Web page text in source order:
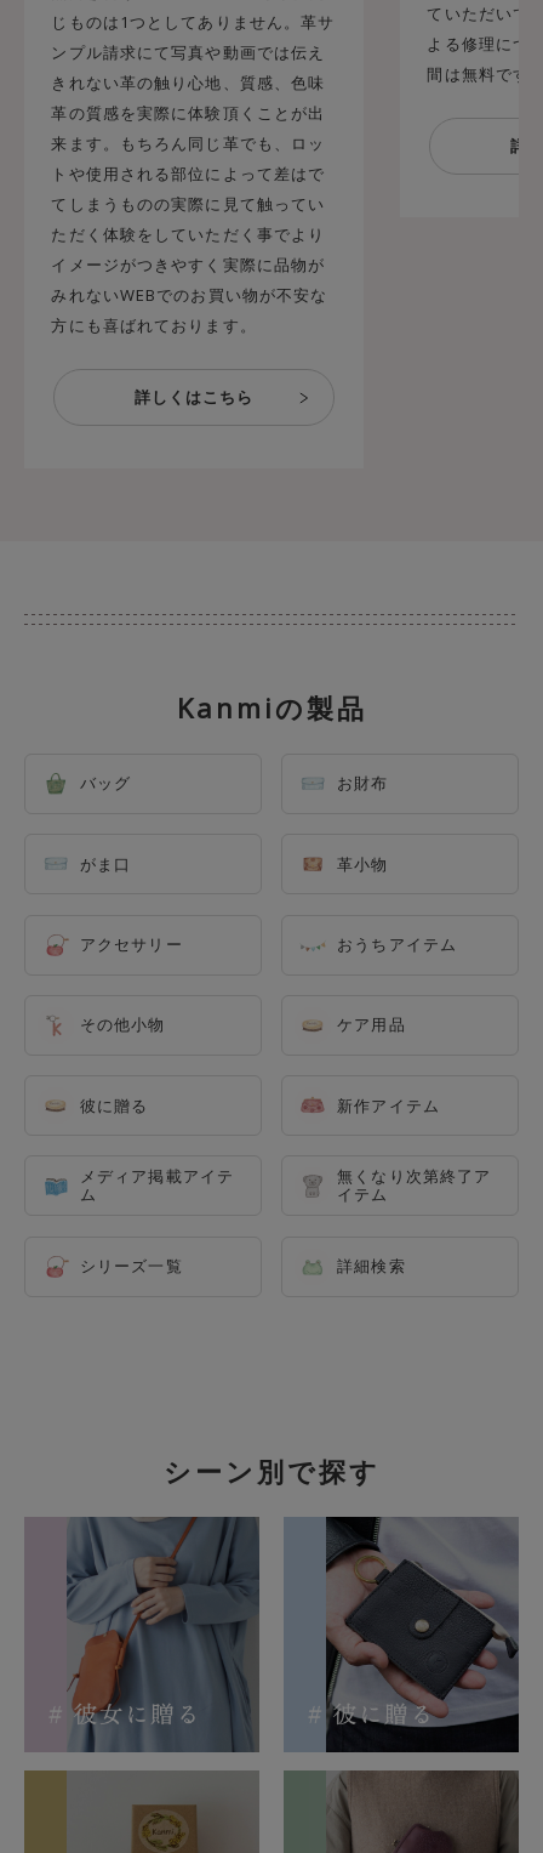
じものは1つとしてありません。革サ
ンプル請求にて写真や動画では伝え
きれない革の触り心地、質感、色味
革の質感を実際に体験頂くことが出
来ます。もちろん同じ革でも、ロッ
トや使用される部位によって差はで
てしまうものの実際に見て触ってい
ただく体験をしていただく事でより
イメージがつきやすく実際に品物が
みれないWEBでのお買い物が不安な
方にも喜ばれております。
ていただいて
よる修理につ
間は無料です
Kanmiの製品
バッグ お財布
がま口 革小物
アクセサリー おうちアイテム
その他小物 ケア用品
彼に贈る 新作アイテム
メディア掲載アイテ
ム
無くなり次第終了ア
イテム
シリーズ一覧 詳細検索
シーン別で探す